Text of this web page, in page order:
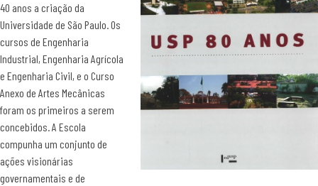
40 anos a criação da
Universidade de São Paulo. Os
cursos de Engenharia
Industrial, Engenharia Agrícola
e Engenharia Civil, e o Curso
Anexo de Artes Mecânicas
foram os primeiros a serem
concebidos. A Escola
compunha um conjunto de
ações visionárias
governamentais e de